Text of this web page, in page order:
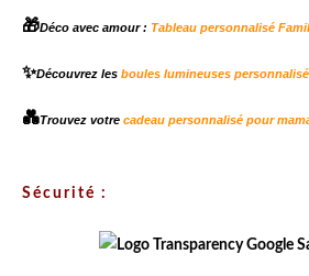
🎁Déco avec amour : Tableau personnalisé
✨Découvrez les boules lumineuses
💑Trouvez votre cadeau personnalisé pour
Sécurité :